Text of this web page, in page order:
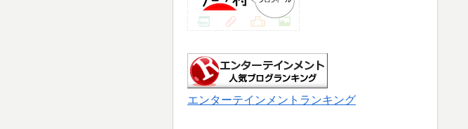
エンターテインメントランキング